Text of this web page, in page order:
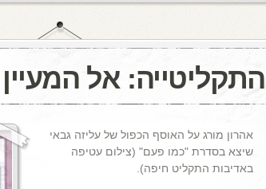
התקליטייה: אל המעיין
אהרון מורג על האוסף הכפול של עליזה גבאי
שיצא בסדרת "כמו פעם" (צילום עטיפה
באדיבות התקליט חיפה).